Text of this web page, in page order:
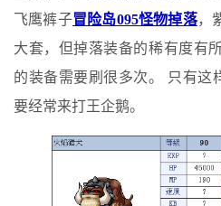
飞鹰裤子冒险岛095怪物掉落，
大套，但掉落装备的稀有度有
的装备需要刷很多次。 只有这
要经常来打王企鹅。